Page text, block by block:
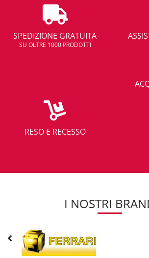
SPEDIZIONE GRATUITA
SU OLTRE 1000 PRODOTTI
RESO E RECESSO
I NOSTRI